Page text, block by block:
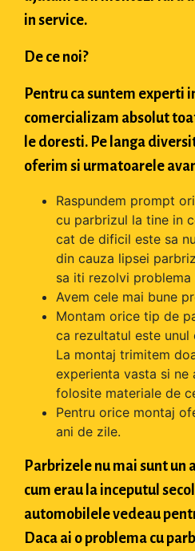
in service.
De ce noi?
Pentru ca suntem experti
comercializam absolut
le doresti. Pe langa
oferim si urmatoarele
Raspundem prompt
cu parbrizul la tine in
cat de dificil este sa
din cauza lipsei
sa iti rezolvi
Avem cele mai bune
Montam orice tip de
ca rezultatul este unul
La montaj trimitem
experienta vasta si ne
folosite materiale de
Pentru orice montaj
ani de zile.
Parbrizele nu mai sunt un
cum erau la inceputul
automobilele vedeau
Daca ai o problema cu